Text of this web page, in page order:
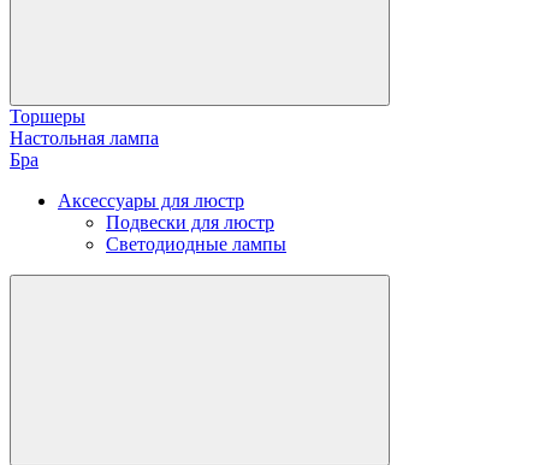
Торшеры
Настольная лампа
Бра
Аксессуары для люстр
Подвески для люстр
Светодиодные лампы